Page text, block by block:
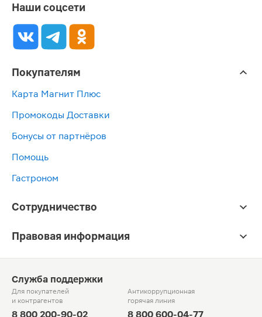
Наши соцсети
Покупателям
Карта Магнит Плюс
Промокоды Доставки
Бонусы от партнёров
Помощь
Гастроном
Сотрудничество
Правовая информация
Служба поддержки
Для покупателей
и контрагентов
8 800 200-90-02
Антикоррупционная
горячая линия
8 800 600-04-77